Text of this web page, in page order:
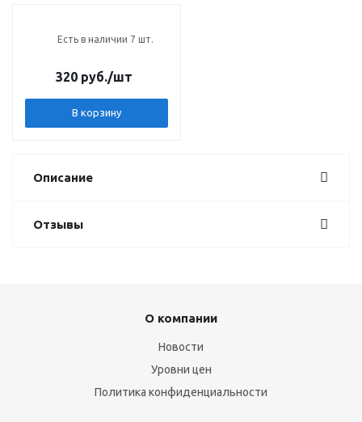
Есть в наличии 7 шт.
320 руб./шт
В корзину
Описание
Отзывы
О компании
Новости
Уровни цен
Политика конфиденциальности